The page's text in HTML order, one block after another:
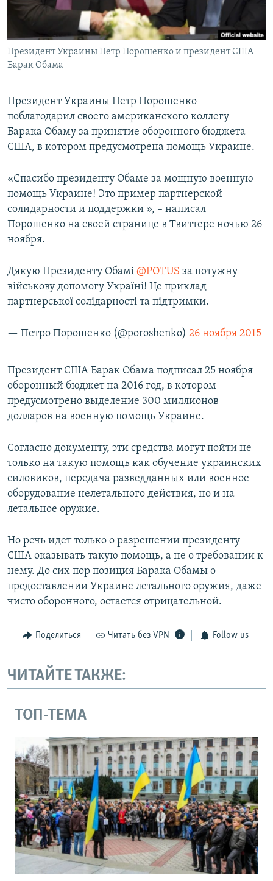
ПОБЕДИТЕЛЕЙ НЕ СУДЯТ?
КРЫМ.НЕПОКОРЕННЫЙ
ELIFBE
ПРИСОЕДИНЯЙТЕСЬ!
Президент Украины Петр Порошенко и президент США
Барак Обама
Президент Украины Петр Порошенко
поблагодарил своего американского коллегу
Барака Обаму за принятие оборонного бюджета
США, в котором предусмотрена помощь Украине.
«Спасибо президенту Обаме за мощную военную
помощь Украине! Это пример партнерской
солидарности и поддержки », – написал
Порошенко на своей странице в Твиттере ночью 26
ноября.
Дякую Президенту Обамі @POTUS за потужну
військову допомогу Україні! Це приклад
партнерської солідарності та підтримки.
— Петро Порошенко (@poroshenko) 26 ноября 2015
Президент США Барак Обама подписал 25 ноября
оборонный бюджет на 2016 год, в котором
предусмотрено выделение 300 миллионов
долларов на военную помощь Украине.
Согласно документу, эти средства могут пойти не
только на такую помощь как обучение украинских
силовиков, передача разведданных или военное
оборудование нелетального действия, но и на
летальное оружие.
Но речь идет только о разрешении президенту
США оказывать такую помощь, а не о требовании к
нему. До сих пор позиция Барака Обамы о
предоставлении Украине летального оружия, даже
чисто оборонного, остается отрицательной.
Поделиться Читать без VPN Follow us
ЧИТАЙТЕ ТАКЖЕ:
ТОП-ТЕМА